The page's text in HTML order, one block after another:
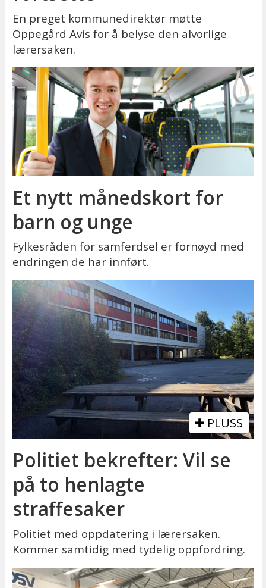
En preget kommunedirektør møtte
Oppegård Avis for å belyse den alvorlige
lærersaken.
Et nytt månedskort for
barn og unge
Fylkesråden for samferdsel er fornøyd med
endringen de har innført.
PLUSS
Politiet bekrefter: Vil se
på to henlagte
straffesaker
Politiet med oppdatering i lærersaken.
Kommer samtidig med tydelig oppfordring.